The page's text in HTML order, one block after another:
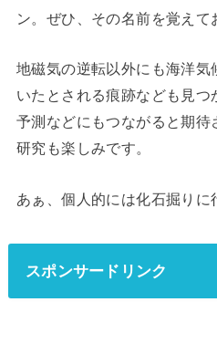
ン。ぜひ、その名前を覚えて
地磁気の逆転以外にも海洋気
いたとされる痕跡なども見
予測などにもつながると期
研究も楽しみです。
あぁ、個人的には化石掘りに
スポンサードリンク